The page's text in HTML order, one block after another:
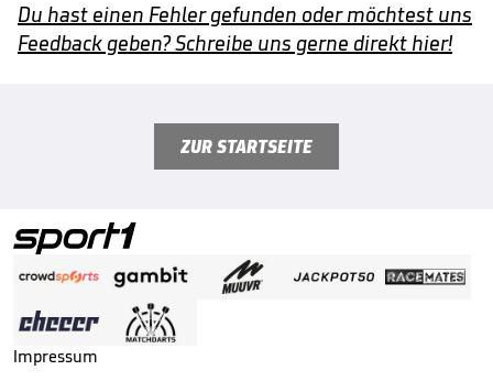
Du hast einen Fehler gefunden oder möchtest uns
Feedback geben? Schreibe uns gerne direkt hier!
ZUR STARTSEITE
Impressum